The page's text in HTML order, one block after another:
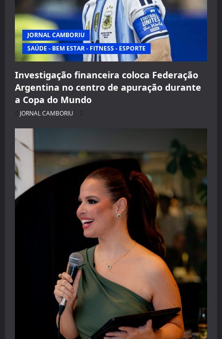
JORNAL CAMBORIU
SAÚDE - BEM ESTAR - FITNESS - ESPORTE
Investigação financeira coloca Federação
Argentina no centro de apuração durante
a Copa do Mundo
JORNAL CAMBORIU